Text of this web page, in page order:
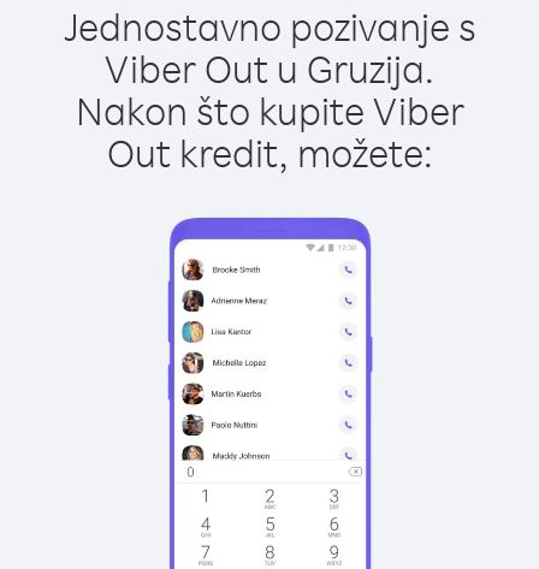
Jednostavno pozivanje s
Viber Out u Gruzija.
Nakon što kupite Viber
Out kredit, možete: